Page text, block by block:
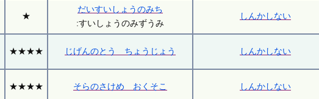
★
だいすいしょうのみち
:すいしょうのみずうみ
しんかしない
★★★★ じげんのとう ちょうじょう しんかしない
★★★★ そらのさけめ おくそこ しんかしない